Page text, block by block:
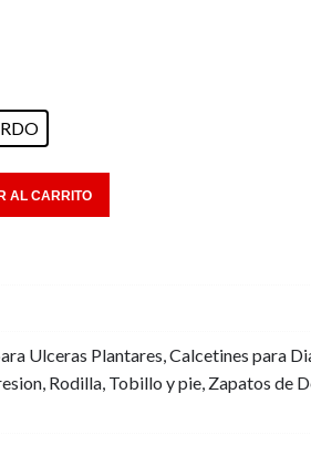
AL CARRITO
Ulceras Plantares,Calcetines para
, Rodilla, Tobillo y pie, Zapatos de